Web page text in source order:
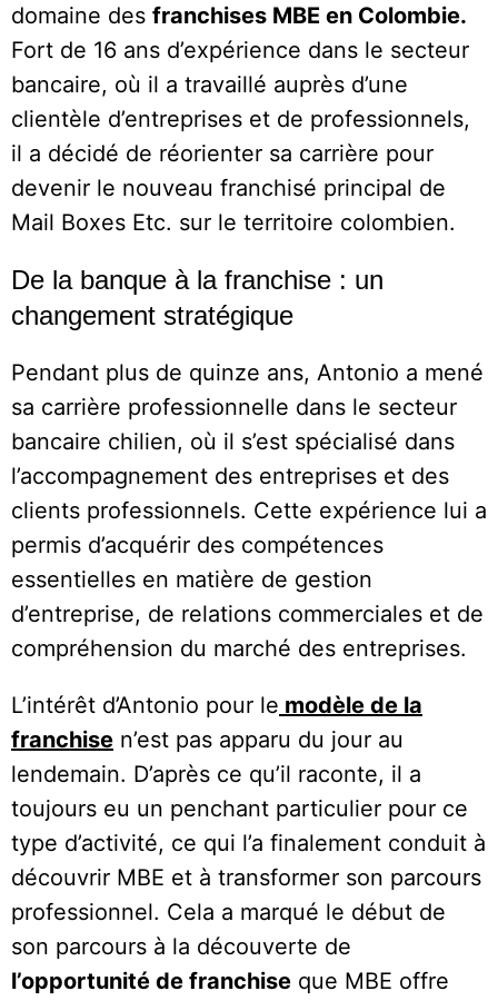
domaine des franchises MBE en Colombie.
Fort de 16 ans d’expérience dans le secteur
bancaire, où il a travaillé auprès d’une
clientèle d’entreprises et de professionnels,
il a décidé de réorienter sa carrière pour
devenir le nouveau franchisé principal de
Mail Boxes Etc. sur le territoire colombien.
De la banque à la franchise : un
changement stratégique
Pendant plus de quinze ans, Antonio a mené
sa carrière professionnelle dans le secteur
bancaire chilien, où il s’est spécialisé dans
l’accompagnement des entreprises et des
clients professionnels. Cette expérience lui a
permis d’acquérir des compétences
essentielles en matière de gestion
d’entreprise, de relations commerciales et de
compréhension du marché des entreprises.
L’intérêt d’Antonio pour le modèle de la
franchise n’est pas apparu du jour au
lendemain. D’après ce qu’il raconte, il a
toujours eu un penchant particulier pour ce
type d’activité, ce qui l’a finalement conduit à
découvrir MBE et à transformer son parcours
professionnel. Cela a marqué le début de
son parcours à la découverte de
l’opportunité de franchise que MBE offre